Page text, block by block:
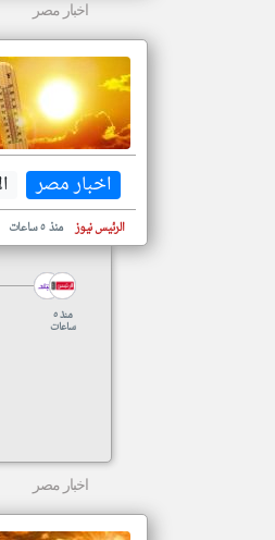
اخبار مصر
اخبار مصر
الرئيس نيوز
منذ ٥ ساعات
منذ ٥
ساعات
اخبار مصر